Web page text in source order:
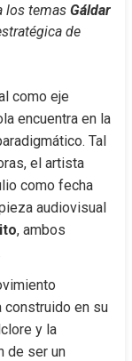
los temas Gáldar
de
como eje
encuentra en la
Tal
el artista
como fecha
audiovisual
, ambos
construido en su
y la
de ser un